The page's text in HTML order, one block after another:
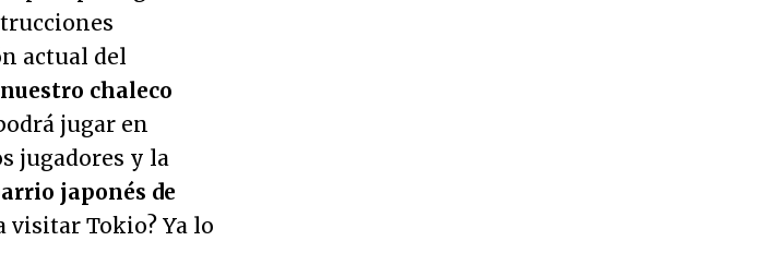
actual del
chaleco
jugar en
jugadores y la
japonés de
visitar Tokio? Ya lo